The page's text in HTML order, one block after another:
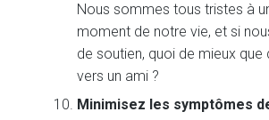
Nous sommes tous tristes à
moment de notre vie, et si
de soutien, quoi de mieux que
vers un ami ?
Minimisez les symptômes